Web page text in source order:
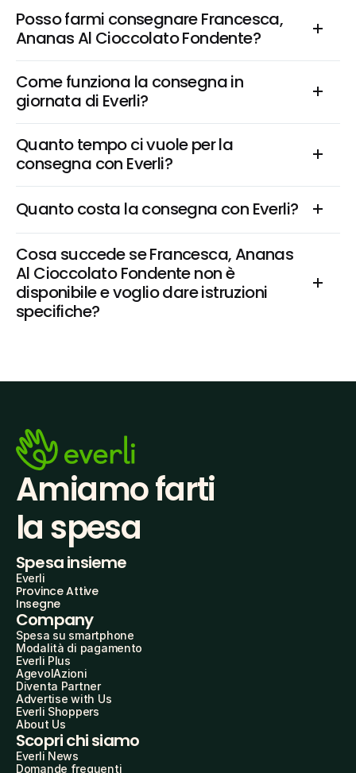
Posso farmi consegnare Francesca,
Ananas Al Cioccolato Fondente?
Come funziona la consegna in
giornata di Everli?
Quanto tempo ci vuole per la
consegna con Everli?
Quanto costa la consegna con Everli?
Cosa succede se Francesca, Ananas
Al Cioccolato Fondente non è
disponibile e voglio dare istruzioni
specifiche?
Amiamo farti
la spesa
Spesa insieme
Everli
Province Attive
Insegne
Company
Spesa su smartphone
Modalità di pagamento
Everli Plus
AgevolAzioni
Diventa Partner
Advertise with Us
Everli Shoppers
About Us
Scopri chi siamo
Everli News
Domande frequenti